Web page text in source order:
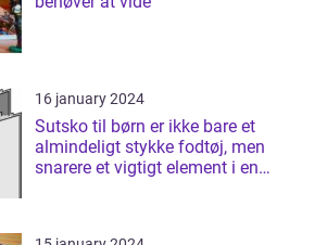
16 january 2024
Sutsko til børn er ikke bare et
almindeligt stykke fodtøj, men
snarere et vigtigt element i en